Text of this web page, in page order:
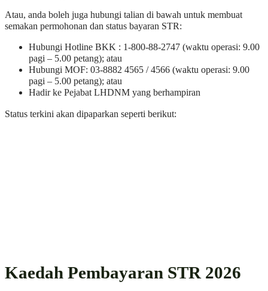
Atau, anda boleh juga hubungi talian di bawah untuk membuat
semakan permohonan dan status bayaran STR:
Hubungi Hotline BKK : 1-800-88-2747 (waktu operasi: 9.00
pagi – 5.00 petang); atau
Hubungi MOF: 03-8882 4565 / 4566 (waktu operasi: 9.00
pagi – 5.00 petang); atau
Hadir ke Pejabat LHDNM yang berhampiran
Status terkini akan dipaparkan seperti berikut:
Kaedah Pembayaran STR 2026